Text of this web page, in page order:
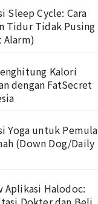
Sleep Cycle: Cara
Tidur Tidak Pusing
Alarm)
Kalori
dengan FatSecret
Yoga untuk Pemula
(Down Dog/Daily
Aplikasi Halodoc: